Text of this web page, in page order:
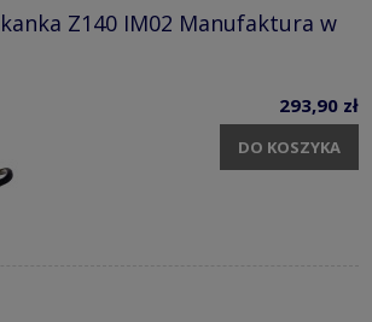
Z140 IM02 Manufaktura w
293,90 zł
DO KOSZYKA